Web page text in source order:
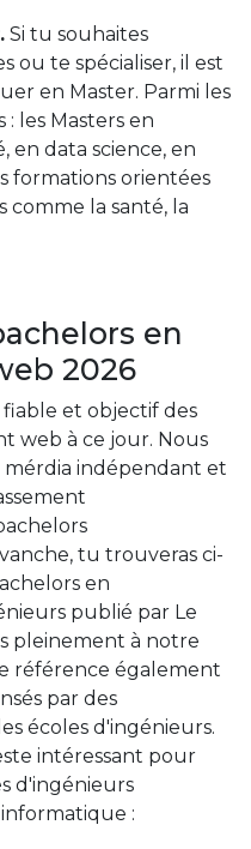
Si tu souhaites
ou te spécialiser, il est
en Master. Parmi les
les Masters en
en data science, en
formations orientées
comme la santé, la
en
2026
fiable et objectif des
web à ce jour. Nous
mérdia indépendant et
tu trouveras ci-
en
publié par Le
pleinement à notre
référence également
par des
écoles d'ingénieurs.
intéressant pour
d'ingénieurs
: